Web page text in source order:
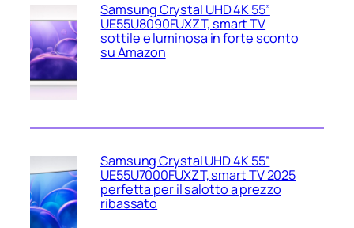
Samsung Crystal UHD 4K 55”
UE55U8090FUXZT, smart TV
sottile e luminosa in forte sconto
su Amazon
Samsung Crystal UHD 4K 55”
UE55U7000FUXZT, smart TV 2025
perfetta per il salotto a prezzo
ribassato